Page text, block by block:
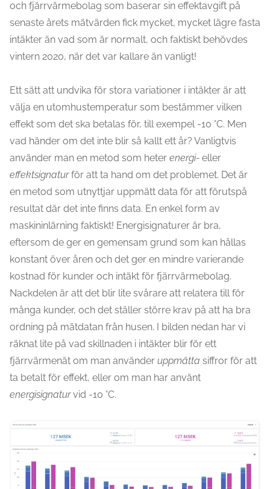
och fjärrvärmebolag som baserar sin effektavgift på
senaste årets mätvärden fick mycket, mycket lägre fasta
intäkter än vad som är normalt, och faktiskt behövdes
vintern 2020, när det var kallare än vanligt!
Ett sätt att undvika för stora variationer i intäkter är att
välja en utomhustemperatur som bestämmer vilken
effekt som det ska betalas för, till exempel -10 °C. Men
vad händer om det inte blir så kallt ett år? Vanligtvis
använder man en metod som heter energi- eller
effektsignaturför att ta hand om det problemet. Det är
en metod som utnyttjar uppmätt data för att förutspå
resultat där det inte finns data. En enkel form av
maskininlärning faktiskt! Energisignaturer är bra,
eftersom de ger en gemensam grund som kan hållas
konstant över åren och det ger en mindre varierande
kostnad för kunder och intäkt för fjärrvärmebolag.
Nackdelen är att det blir lite svårare att relatera till för
många kunder, och det ställer större krav på att ha bra
ordning på mätdatan från husen. I bilden nedan har vi
räknat lite på vad skillnaden i intäkter blir för ett
fjärrvärmenät om man använder uppmätta siffror för att
ta betalt för effekt, eller om man har använt
energisignaturvid -10 °C.